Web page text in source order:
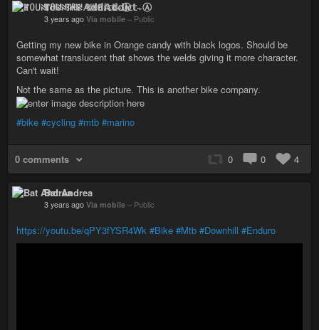
ꂵꄲ꒤ꋊ꓄ꋬ꒐ꋊ ꃳ꒐ꀘꏂ 𝔸𝕕𝕕𝕚𝕔𝕥~Ⓐ
3 years ago Via mobile – Public
Getting my new bike in Orange candy with black logos. Should be
somewhat translucent that shows the welds giving it more character.
Can't wait!
Not the same as the picture. This is another bike company.
#bike #cycling #mtb #marino
0 comments 0 0 4
Bat Andrea
3 years ago Via mobile – Public
https://youtu.be/qPY3fYSR4Wk #Bike #Mtb #Downhill #Enduro